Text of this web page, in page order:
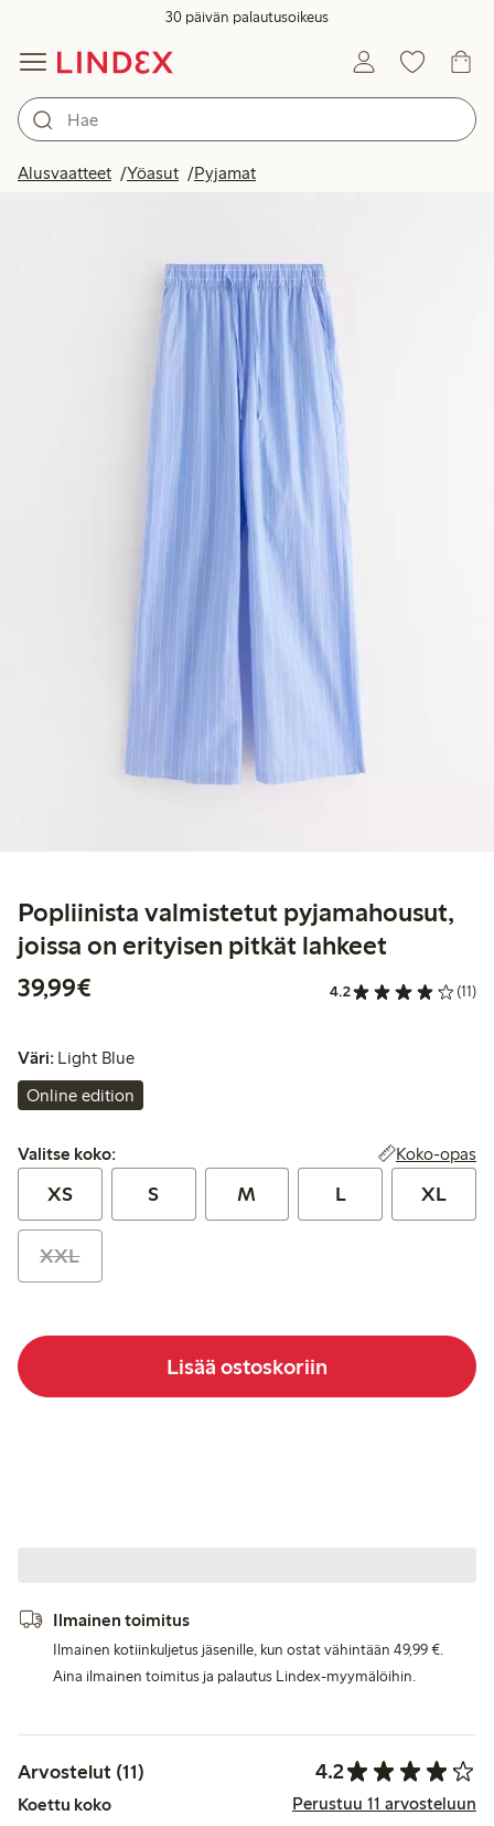
30 päivän palautusoikeus
Alusvaatteet Yöasut Pyjamat
Popliinista valmistetut pyjamahousut,
joissa on erityisen pitkät lahkeet
39,99€
4.2 (11)
Väri: Light Blue
Online edition
Valitse koko:
Valitse koko: Koko-opas
XS S M L XL
XXL
Lisää ostoskoriin
Ilmainen toimitus
Ilmainen kotiinkuljetus jäsenille, kun ostat vähintään 49,99 €.
Aina ilmainen toimitus ja palautus Lindex-myymälöihin.
Arvostelut (11) 4.2
Koettu koko Perustuu 11 arvosteluun